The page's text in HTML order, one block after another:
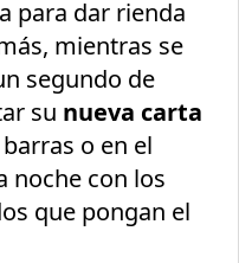
para dar rienda
mientras se
segundo de
su nueva carta
o en el
noche con los
que pongan el